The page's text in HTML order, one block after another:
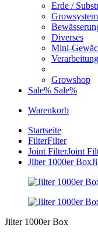
Erde /
Diverses
Mini-
Verarbeitung
Growshop
Sale% Sale%
Warenkorb
Startseite
FilterFilter
Joint FilterJoint
Jilter 1000er Box
Jilter 1000er Box